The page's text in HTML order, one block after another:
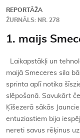
REPORTĀŽA
ŽURNĀLS: NR. 278
1. maijs
Laikapstākļi un
maijā Smeceres sila
sprinta aplī notika
slēpošanā. Savukārt
Ķīšezerā sākās
entuziastiem bija
nereti savus rēķinus uz